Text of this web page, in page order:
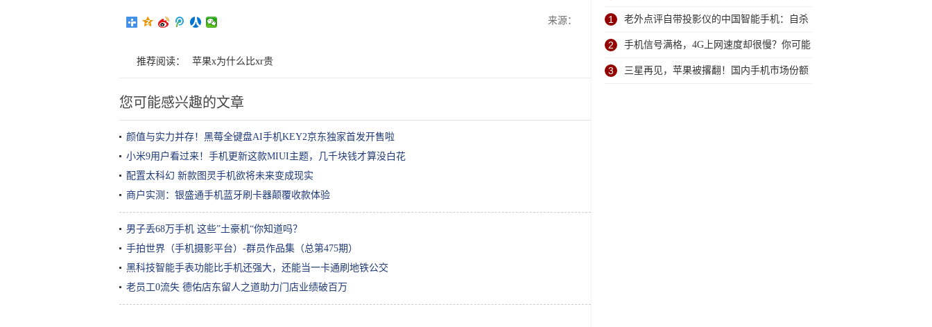
来源：
推荐阅读： 苹果x为什么比xr贵
您可能感兴趣的文章
颜值与实力并存！黑莓全键盘AI手机KEY2京东独家首发开售啦
小米9用户看过来！手机更新这款MIUI主题，几千块钱才算没白花
配置太科幻 新款图灵手机欲将未来变成现实
商户实测：银盛通手机蓝牙刷卡器颠覆收款体验
男子丢68万手机 这些”土豪机“你知道吗？
手拍世界（手机摄影平台）-群员作品集（总第475期）
黑科技智能手表功能比手机还强大，还能当一卡通刷地铁公交
老员工0流失 德佑店东留人之道助力门店业绩破百万
你所在城市覆盖了没
1 老外点评自带投影仪的中国智能手机：自杀
新方式
2 手机信号满格，4G上网速度却很慢？你可能
需要这样做了
3 三星再见，苹果被撂翻！国内手机市场份额